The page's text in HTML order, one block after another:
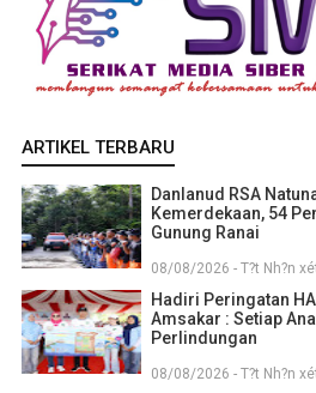
ARTIKEL TERBARU
Danlanud RSA
Kemerdekaan, 54
Gunung Ranai
08/08/2026 - T?t Nh?n
Hadiri Peringatan
Amsakar : Setiap
Perlindungan
08/08/2026 - T?t Nh?n